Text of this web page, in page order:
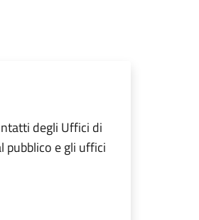
degli Uffici di
pubblico e gli uffici